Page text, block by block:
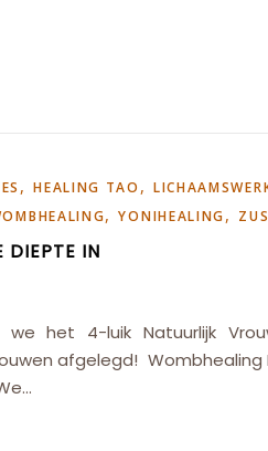
,HEALING TAO ,
,YONIHEALING,
DIEPTE IN
het 4-luik Natuurlijk
afgelegd!